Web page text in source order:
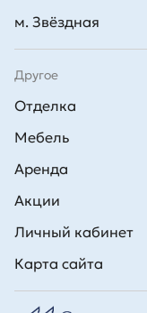
Другое
Отделка
Мебель
Аренда
Акции
Личный кабинет
Карта сайта
м. Звёздная